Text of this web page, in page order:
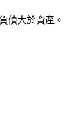
債大於資產。